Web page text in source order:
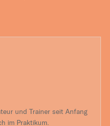
und Trainer seit Anfang
im Praktikum.